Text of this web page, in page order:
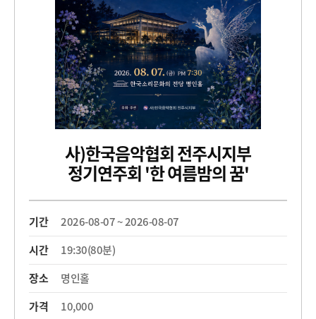
사)한국음악협회 전주시지부
정기연주회 '한 여름밤의 꿈'
기간
2026-08-07 ~ 2026-08-07
시간
19:30(80분)
장소
명인홀
가격
10,000